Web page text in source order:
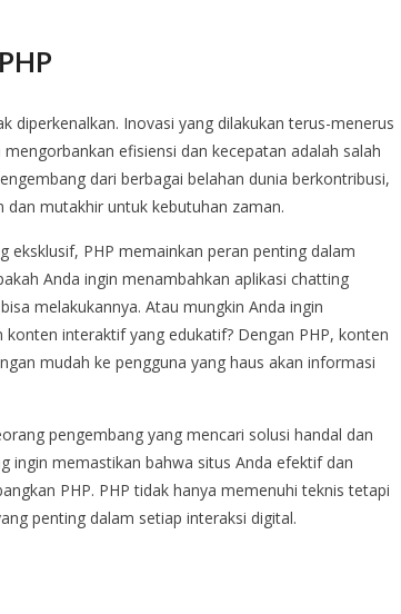
diperkenalkan. Inovasi yang dilakukan terus-menerus
efisiensi dan kecepatan adalah salah
dari berbagai belahan dunia berkontribusi,
mutakhir untuk kebutuhan zaman.
eksklusif, PHP memainkan peran penting dalam
Anda ingin menambahkan aplikasi chatting
melakukannya. Atau mungkin Anda ingin
interaktif yang edukatif? Dengan PHP, konten
mudah ke pengguna yang haus akan informasi
pengembang yang mencari solusi handal dan
ingin memastikan bahwa situs Anda efektif dan
PHP. PHP tidak hanya memenuhi teknis tetapi
penting dalam setiap interaksi digital.